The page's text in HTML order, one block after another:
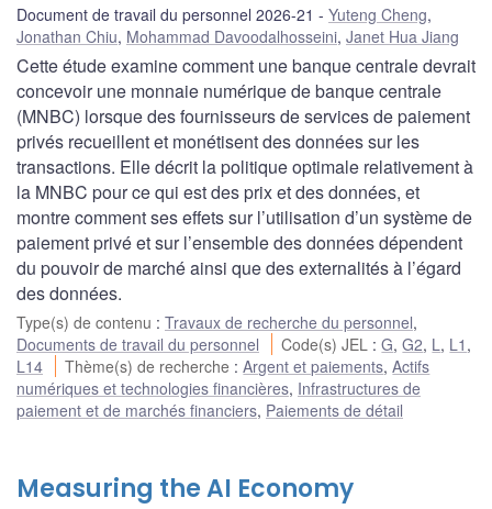
Document de travail du personnel 2026-21 Yuteng Cheng,
Jonathan Chiu, Mohammad Davoodalhosseini, Janet Hua Jiang
Cette étude examine comment une banque centrale devrait
concevoir une monnaie numérique de banque centrale
(MNBC) lorsque des fournisseurs de services de paiement
privés recueillent et monétisent des données sur les
transactions. Elle décrit la politique optimale relativement à
la MNBC pour ce qui est des prix et des données, et
montre comment ses effets sur l’utilisation d’un système de
paiement privé et sur l’ensemble des données dépendent
du pouvoir de marché ainsi que des externalités à l’égard
des données.
Type(s) de contenu : Travaux de recherche du personnel,
Documents de travail du personnel
Code(s) JEL :G,G2, L, L1 ,
L14
Thème(s) de recherche :Argent et paiements,Actifs
numériques et technologies financières, Infrastructures de
paiement et de marchés financiers, Paiements de détail
Measuring the AI Economy